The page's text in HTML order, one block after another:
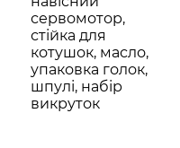
сервомотор,
стійка для
котушок, масло,
упаковка голок,
шпулі, набір
викруток